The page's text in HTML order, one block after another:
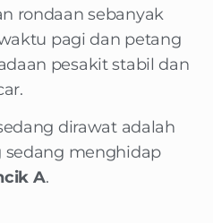
rondaan sebanyak
pagi dan petang
pesakit stabil dan
dirawat adalah
sedang menghidap
A.